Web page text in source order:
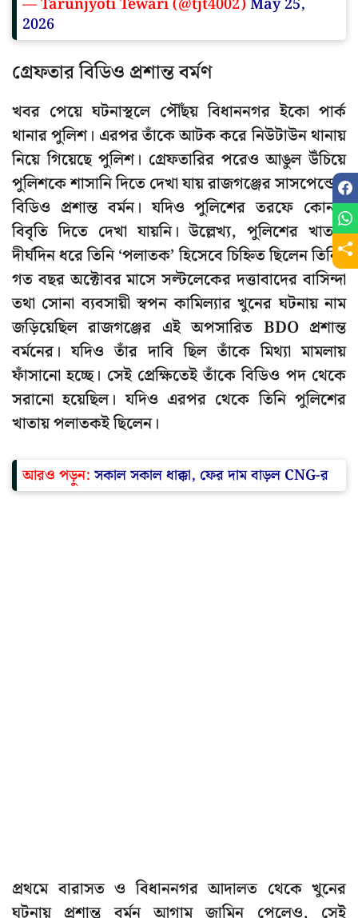
— Tarunjyoti Tewari (@tjt4002) May 25,
2026
গ্রেফতার বিডিও প্রশান্ত বর্মণ
খবর পেয়ে ঘটনাস্থলে পৌঁছয় বিধাননগর ইকো পার্ক
থানার পুলিশ। এরপর তাঁকে আটক করে নিউটাউন থানায়
নিয়ে গিয়েছে পুলিশ। গ্রেফতারির পরেও আঙুল উঁচিয়ে
পুলিশকে শাসানি দিতে দেখা যায় রাজগঞ্জের সাসপেন্ডেড
বিডিও প্রশান্ত বর্মন। যদিও পুলিশের তরফে কোনও
বিবৃতি দিতে দেখা যায়নি। উল্লেখ্য, পুলিশের খাতায়
দীর্ঘদিন ধরে তিনি ‘পলাতক’ হিসেবে চিহ্নিত ছিলেন তিনি।
গত বছর অক্টোবর মাসে সল্টলেকের দত্তাবাদের বাসিন্দা
তথা সোনা ব্যবসায়ী স্বপন কামিল্যার খুনের ঘটনায় নাম
জড়িয়েছিল রাজগঞ্জের এই অপসারিত BDO প্রশান্ত
বর্মনের। যদিও তাঁর দাবি ছিল তাঁকে মিথ্যা মামলায়
ফাঁসানো হচ্ছে। সেই প্রেক্ষিতেই তাঁকে বিডিও পদ থেকে
সরানো হয়েছিল। যদিও এরপর থেকে তিনি পুলিশের
খাতায় পলাতকই ছিলেন।
আরও পড়ুন:সকাল সকাল ধাক্কা, ফের দাম বাড়ল CNG-র
প্রথমে বারাসত ও বিধাননগর আদালত থেকে খুনের